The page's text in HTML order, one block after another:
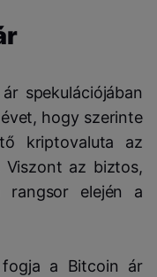
spekulációjában
hogy szerinte
kriptovaluta az
az biztos,
elején a
a Bitcoin ár